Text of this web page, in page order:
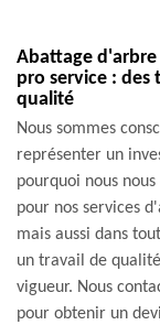
Abattage d'arbre
pro service :
qualité
Nous sommes
représenter un
pourquoi nous
pour nos services
mais aussi dans
un travail de
vigueur. Nous
pour obtenir un